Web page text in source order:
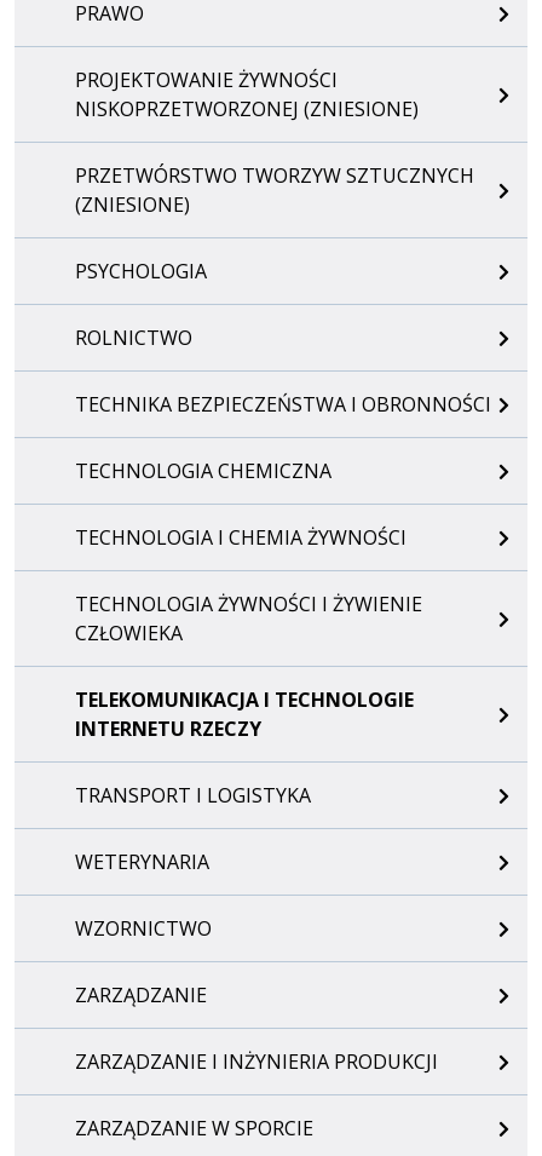
PRAWO
PROJEKTOWANIE ŻYWNOŚCI
NISKOPRZETWORZONEJ (ZNIESIONE)
PRZETWÓRSTWO TWORZYW SZTUCZNYCH
(ZNIESIONE)
PSYCHOLOGIA
ROLNICTWO
TECHNIKA BEZPIECZEŃSTWA I OBRONNOŚCI
TECHNOLOGIA CHEMICZNA
TECHNOLOGIA I CHEMIA ŻYWNOŚCI
TECHNOLOGIA ŻYWNOŚCI I ŻYWIENIE
CZŁOWIEKA
TELEKOMUNIKACJA I TECHNOLOGIE
INTERNETU RZECZY
TRANSPORT I LOGISTYKA
WETERYNARIA
WZORNICTWO
ZARZĄDZANIE
ZARZĄDZANIE I INŻYNIERIA PRODUKCJI
ZARZĄDZANIE W SPORCIE